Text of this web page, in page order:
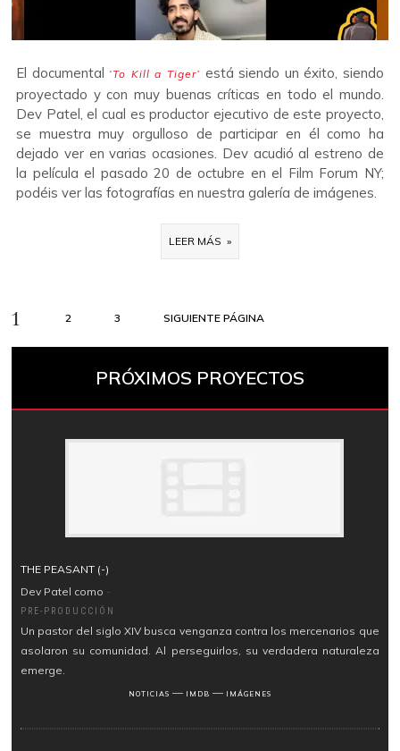
El documental ‘To Kill a Tiger’ está siendo un éxito, siendo
proyectado y con muy buenas críticas en todo el mundo.
Dev Patel, el cual es productor ejecutivo de este proyecto,
se muestra muy orgulloso de participar en él como ha
dejado ver en varias ocasiones. Dev acudió al estreno de
la película el pasado 20 de octubre en el Film Forum NY;
podéis ver las fotografías en nuestra galería de imágenes.
LEER MÁS »
Paginación
de
entradas
Página
1 PÁGINA
2 PÁGINA
3 SIGUIENTE PÁGINA
PRÓXIMOS PROYECTOS
THE PEASANT (-)
Dev Patel como -
PRE-PRODUCCIÓN
Un pastor del siglo XIV busca venganza contra los mercenarios que
asolaron su comunidad. Al perseguirlos, su verdadera naturaleza
emerge.
NOTICIAS ― IMDB ― IMÁGENES